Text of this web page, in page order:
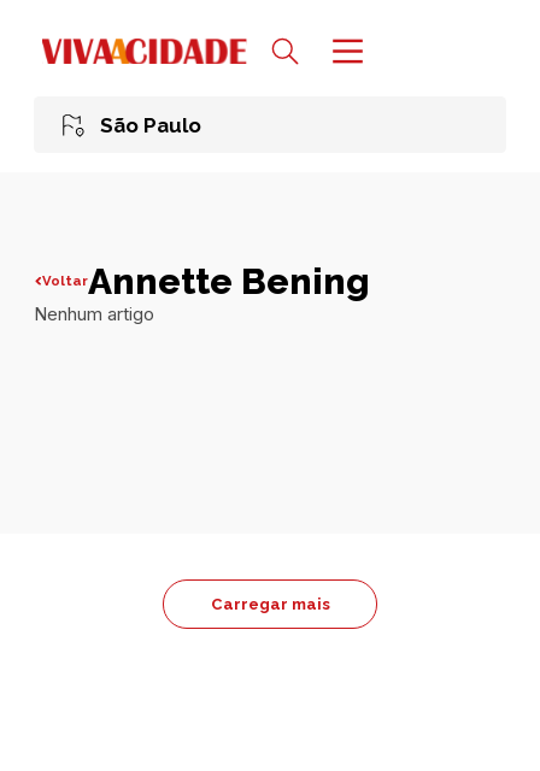
São Paulo
VoltarAnnette Bening
Nenhum artigo
Carregar mais